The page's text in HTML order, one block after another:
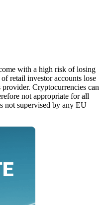
with a high risk of losing
retail investor accounts lose
Cryptocurrencies can
not appropriate for all
not supervised by any EU